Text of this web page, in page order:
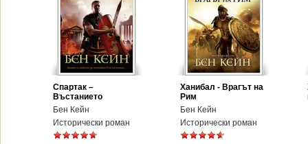
Спартак –
Въстанието
Бен Кейн
Исторически роман
Ханибал - Врагът на
Рим
Бен Кейн
Исторически роман